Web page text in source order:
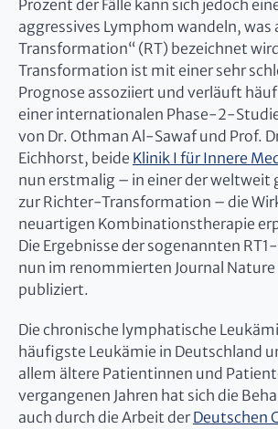
Prozent der Fälle kann sich jedoch
aggressives Lymphom wandeln, was
Transformation“ (RT) bezeichnet
Transformation ist mit einer sehr
Prognose assoziiert und verläuft
einer internationalen Phase-2-
von Dr. Othman Al-Sawaf und Prof.
Eichhorst, beide Klinik I für Innere
nun erstmalig – in einer der weltweit
zur Richter-Transformation – die
neuartigen Kombinationstherapie
Die Ergebnisse der sogenannten
nun im renommierten Journal Nature
publiziert.
Die chronische lymphatische
häufigste Leukämie in Deutschland
allem ältere Patientinnen und
vergangenen Jahren hat sich die
auch durch die Arbeit der Deutschen